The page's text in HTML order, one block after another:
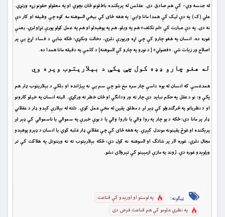
له جنسه وي- کې هم صادق دی. عقلمن له پرېکنده باطلونو ځان بچوي او په معقولو حقونو زړه ورتړي.
علي (ک) په دې لیک کې همدا مانا وایي: په هغه ځای کې بیخي لاسوهنه مه کوه چې وظیفه او کار دې
نه دی. په دې عبارت کې «لم تکلف» هم په ویلو، هم په پوهېدلو او هم په عمل کولو پورې تړاو لري، یعنې
غوره ده، انسان په هغو چارو کې چې اړه ورپورې نلري، دخالت ونکړي؛ ځکه ښایي د فساد اړخ یې پر
اصلاح ور زیات شي. «فضولي» [ د نورو په چارو کې لاسوهنه] د کلمې په دقیقه مانا همدا ده.
له هغو چارو ډډه کول چې پکې د بېلارېتوب ویره وي
همدغسې که انسان له یوه داسې چار سره مخ شو چې سم یې نه پېژانده او بلکې د بېلاریتوب ډار هم
پکې و؛ نو د عقل په حکم نباید دې چار ته ور ودانګي او ځان خطر ته ورکړي. البته انسان په خپلو کارونو
او د نظریاتو په څرګندولو کې ډېر لږ د مطلق یقین له مخې عمل کوي. دلته له بېلارې کېدو ډار د عقلاني
ډار پر مانا دی؛ ځکه د یو چار په روا والي یا ناروا والي یا د یوې خبرې په سموالي یا ناسموالي کې ډېر لږ
پرېکنده او غوڅ یقینونه موندل کېږي. په هغه ځای کې چې عقلاني ډار غلبه کوي یا انسان د ډېرو پوهېدو
مجال نلري، غوره لار پر شاتګ او لاسوهنه نه کول دي؛ ځکه بېلارېتوب ته نه ورننوتل په هلاکت کې تر
ورلوېدو غوره دي. ژوند په مازې ازمېینو کې تېرولای نشو.
ټیګونه:
په لوستو او اورېدو کې قناعت
په نظري علومو کې هم قناعت فرض دی